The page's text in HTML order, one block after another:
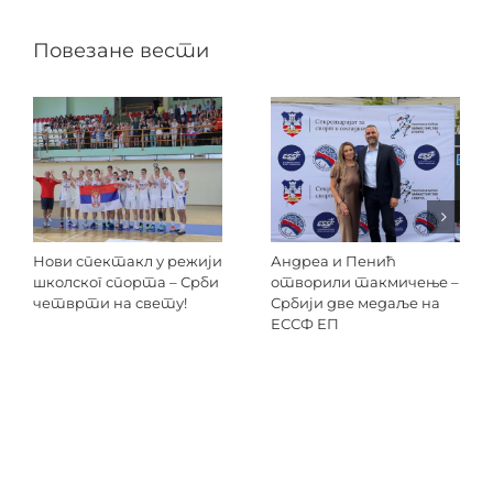
Повезане вести
Нови спектакл у режији
школског спорта – Срби
четврти на свету!
Андреа и Пенић
отворили такмичење –
Србији две медаље на
ЕССФ ЕП